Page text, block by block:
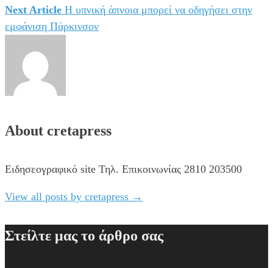
άρθρων
Next Article Η υπνική άπνοια μπορεί να οδηγήσει στην
εμφάνιση Πάρκινσον
About cretapress
Ειδησεογραφικό site Τηλ. Επικοινωνίας 2810 203500
View all posts by cretapress →
Στείλτε μας το άρθρο σας